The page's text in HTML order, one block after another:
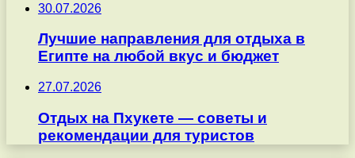
30.07.2026
Лучшие направления для отдыха в
Египте на любой вкус и бюджет
27.07.2026
Отдых на Пхукете — советы и
рекомендации для туристов